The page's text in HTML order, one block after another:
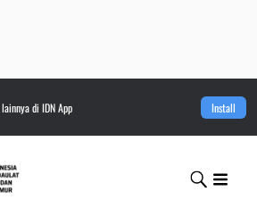
lainnya di IDN App Install